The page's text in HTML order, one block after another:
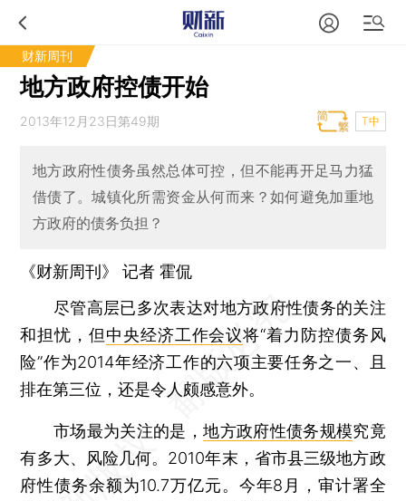
财新周刊
地方政府控债开始
2013年12月23日第49期 T中
地方政府性债务虽然总体可控，但不能再开足马力猛
借债了。城镇化所需资金从何而来？如何避免加重地
方政府的债务负担？
《财新周刊》 记者霍侃
尽管高层已多次表达对地方政府性债务的关注
和担忧，但中央经济工作会议将“着力防控债务风
险”作为2014年经济工作的六项主要任务之一、且
排在第三位，还是令人颇感意外。
市场最为关注的是，地方政府性债务规模究竟
有多大、风险几何。2010年末，省市县三级地方政
府性债务余额为10.7万亿元。今年8月，审计署全